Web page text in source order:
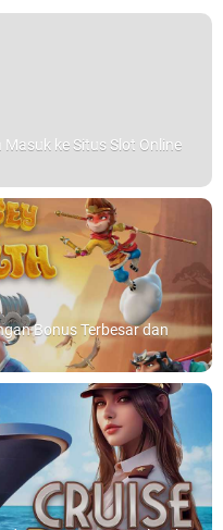
ke Situs Slot Online
Bonus Terbesar dan